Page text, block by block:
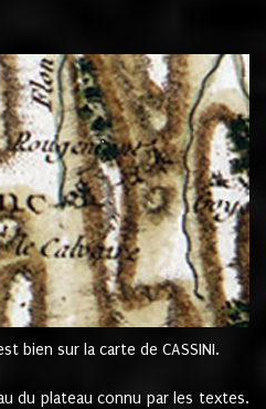
bien sur la carte de CASSINI.
du plateau connu par les textes.